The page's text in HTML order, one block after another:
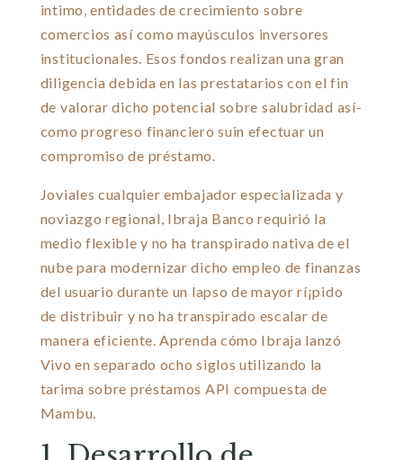
intimo, entidades de crecimiento sobre
comercios así­ como mayúsculos inversores
institucionales. Esos fondos realizan una gran
diligencia debida en las prestatarios con el fin
de valorar dicho potencial sobre salubridad así­
como progreso financiero suin efectuar un
compromiso de préstamo.
Joviales cualquier embajador especializada y
noviazgo regional, Ibraja Banco requirió la
medio flexible y no ha transpirado nativa de el
nube para modernizar dicho empleo de finanzas
del usuario durante un lapso de mayor rí¡pido
de distribuir y no ha transpirado escalar de
manera eficiente. Aprenda cómo Ibraja lanzó
Vivo en separado ocho siglos utilizando la
tarima sobre préstamos API compuesta de
Mambu.